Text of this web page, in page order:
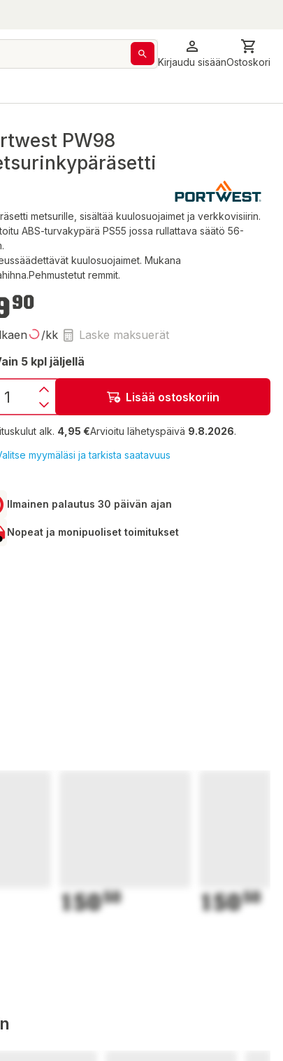
Kirjaudu sisäänOstoskori
PW98
metsurille, sisältää kuulosuojaimet ja verkkovisiirin.
ABS-turvakypärä PS55 jossa rullattava säätö 56-
kuulosuojaimet. Mukana
remmit.
90
/kk
Laske maksuerät
5 kpl jäljellä
Lisää ostoskoriin
alk. 4,95 €Arvioitu lähetyspäivä 9.8.2026.
myymäläsi ja tarkista saatavuus
Ilmainen palautus 30 päivän ajan
Nopeat ja monipuoliset toimitukset
15050 15050